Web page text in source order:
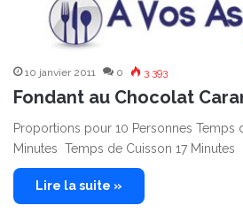
10 janvier 2011 0 3 393
Fondant au Chocolat
Proportions pour 10 Personnes Temps
Minutes Temps de Cuisson 17 Minutes …
Lire la suite »